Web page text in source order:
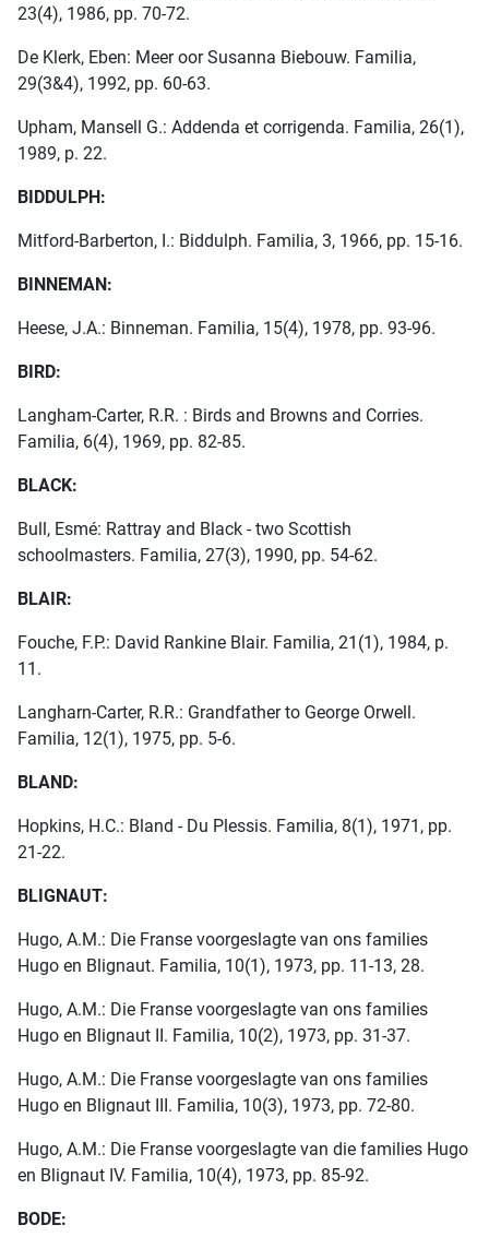
23(4), 1986, pp. 70-72.
De Klerk, Eben: Meer oor Susanna Biebouw. Familia,
29(3&4), 1992, pp. 60-63.
Upham, Mansell G.: Addenda et corrigenda. Familia, 26(1),
1989, p. 22.
BIDDULPH:
Mitford-Barberton, I.: Biddulph. Familia, 3, 1966, pp. 15-16.
BINNEMAN:
Heese, J.A.: Binneman. Familia, 15(4), 1978, pp. 93-96.
BIRD:
Langham-Carter, R.R. : Birds and Browns and Corries.
Familia, 6(4), 1969, pp. 82-85.
BLACK:
Bull, Esmé: Rattray and Black - two Scottish
schoolmasters. Familia, 27(3), 1990, pp. 54-62.
BLAIR:
Fouche, F.P.: David Rankine Blair. Familia, 21(1), 1984, p.
11.
Langharn-Carter, R.R.: Grandfather to George Orwell.
Familia, 12(1), 1975, pp. 5-6.
BLAND:
Hopkins, H.C.: Bland - Du Plessis. Familia, 8(1), 1971, pp.
21-22.
BLIGNAUT:
Hugo, A.M.: Die Franse voorgeslagte van ons families
Hugo en Blignaut. Familia, 10(1), 1973, pp. 11-13, 28.
Hugo, A.M.: Die Franse voorgeslagte van ons families
Hugo en Blignaut II. Familia, 10(2), 1973, pp. 31-37.
Hugo, A.M.: Die Franse voorgeslagte van ons families
Hugo en Blignaut III. Familia, 10(3), 1973, pp. 72-80.
Hugo, A.M.: Die Franse voorgeslagte van die families Hugo
en Blignaut IV. Familia, 10(4), 1973, pp. 85-92.
BODE: